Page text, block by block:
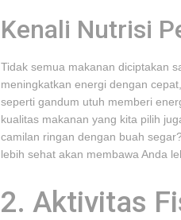
Kenali Nutrisi
Tidak semua makanan diciptakan
meningkatkan energi dengan
seperti gandum utuh memberi
kualitas makanan yang kita pilih
camilan ringan dengan buah
lebih sehat akan membawa Anda
2. Aktivitas